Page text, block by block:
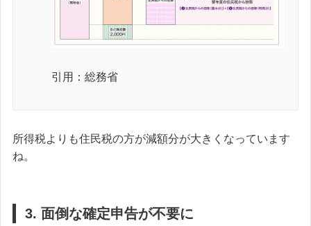
引用：総務省
所得税よりも住民税の方が減額分が大きくなっています
ね。
3. 面倒な確定申告が不要に